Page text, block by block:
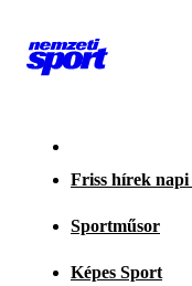
Friss hírek napi
Sportműsor
Képes Sport